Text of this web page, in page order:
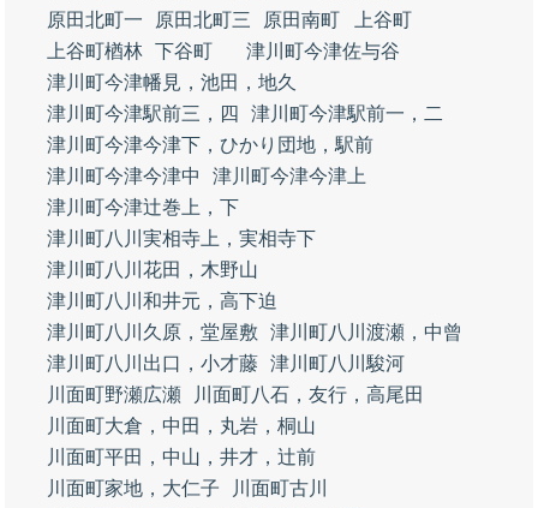
原田北町一
原田北町三 原田南町
上谷町
上谷町楢林 下谷町
津川町今津佐与谷
津川町今津幡見，池田，地久
津川町今津駅前三，四
津川町今津駅前一，二
津川町今津今津下，ひかり団地，駅前
津川町今津今津中
津川町今津今津上
津川町今津辻巻上，下
津川町八川実相寺上，実相寺下
津川町八川花田，木野山
津川町八川和井元，高下迫
津川町八川久原，堂屋敷
津川町八川渡瀬，中曾
津川町八川出口，小才藤 津川町八川駿河
川面町野瀬広瀬
川面町八石，友行，高尾田
川面町大倉，中田，丸岩，桐山
川面町平田，中山，井才，辻前
川面町家地，大仁子
川面町古川